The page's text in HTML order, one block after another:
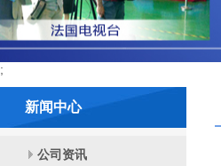
;
新闻中心
公司资讯